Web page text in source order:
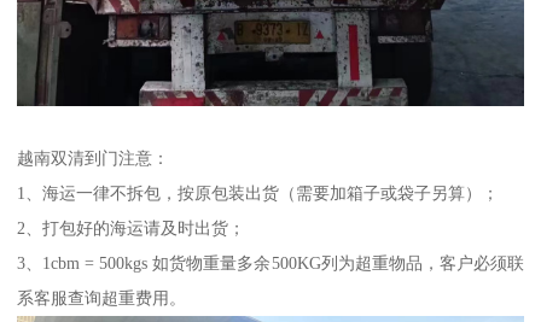
越南双清到门注意：
1、海运一律不拆包，按原包装出货（需要加箱子或袋子另算）；
2、打包好的海运请及时出货；
3、1cbm = 500kgs 如货物重量多余500KG列为超重物品，客户必须联
系客服查询超重费用。